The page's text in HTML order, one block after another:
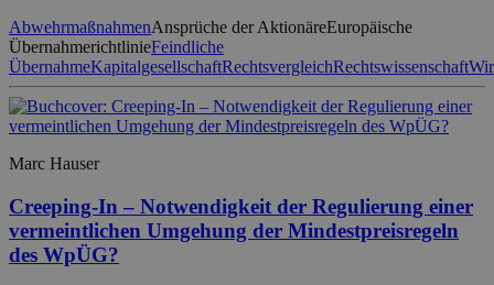
AbwehrmaßnahmenAnsprüche der AktionäreEuropäische
ÜbernahmerichtlinieFeindliche
ÜbernahmeKapitalgesellschaftRechtsvergleichRechtswissenschaft
Marc Hauser
Creeping-In – Notwendigkeit der Regulierung einer
vermeintlichen Umgehung der Mindestpreisregeln
des WpÜG?